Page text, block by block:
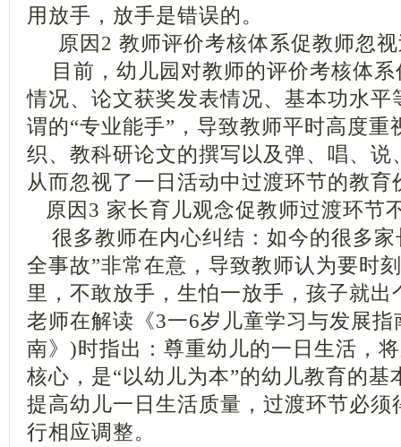
用放手，放手是错误的。
原因2 教师评价考核体系促教师忽视
目前，幼儿园对教师的评价考核体系
情况、论文获奖发表情况、基本功水平
谓的“专业能手”，导致教师平时高度重
织、教科研论文的撰写以及弹、唱、说
从而忽视了一日活动中过渡环节的教育
原因3 家长育儿观念促教师过渡环节
很多教师在内心纠结：如今的很多家
全事故”非常在意，导致教师认为要时
里，不敢放手，生怕一放手，孩子就
老师在解读《3一6岁儿童学习与发展
南》)时指出：尊重幼儿的一日生活，
核心，是“以幼儿为本”的幼儿教育的基
提高幼儿一日生活质量，过渡环节必须
行相应调整。